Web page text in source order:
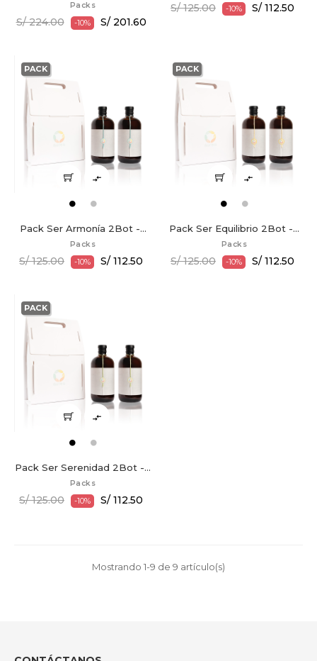
Packs
S/ 224.00 -10% S/ 201.60
S/ 125.00 -10% S/ 112.50
PACK

Pack Ser Armonía 2Bot -...
Packs
S/ 125.00 -10% S/ 112.50
PACK

Pack Ser Equilibrio 2Bot -...
Packs
S/ 125.00 -10% S/ 112.50
PACK

Pack Ser Serenidad 2Bot -...
Packs
S/ 125.00 -10% S/ 112.50
Mostrando 1-9 de 9 artículo(s)